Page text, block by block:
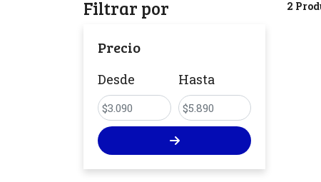
Filtrar por
Precio
Desde Hasta
2